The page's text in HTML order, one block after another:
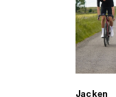
Jacken